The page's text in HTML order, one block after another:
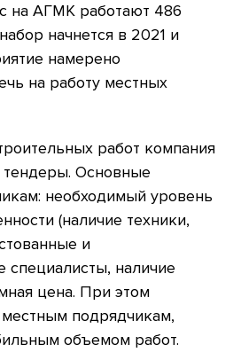
на АГМК работают 486
начнется в 2021 и
намерено
на работу местных
работ компания
Основные
необходимый уровень
(наличие техники,
и
наличие
цена. При этом
местным подрядчикам,
объемом работ.